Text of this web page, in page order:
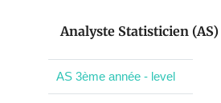
Analyste Statisticien (AS)
AS 3ème année - level